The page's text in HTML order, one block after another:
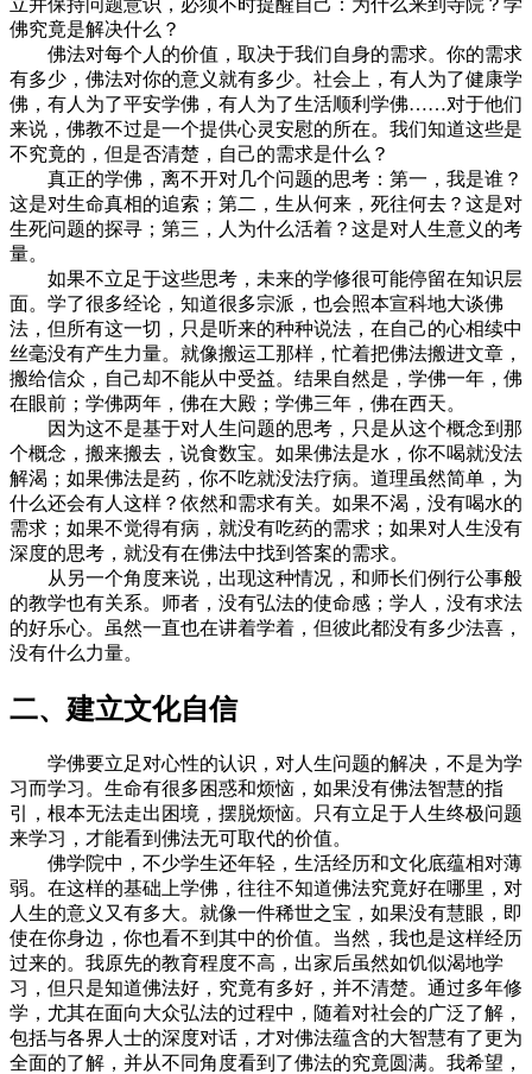
佛究竟是解决什么？
佛法对每个人的价值，取决于我们自身的需求。你的需求
有多少，佛法对你的意义就有多少。社会上，有人为了健康学
佛，有人为了平安学佛，有人为了生活顺利学佛……对于他们
来说，佛教不过是一个提供心灵安慰的所在。我们知道这些是
不究竟的，但是否清楚，自己的需求是什么？
真正的学佛，离不开对几个问题的思考：第一，我是谁？
这是对生命真相的追索；第二，生从何来，死往何去？这是对
生死问题的探寻；第三，人为什么活着？这是对人生意义的考
量。
如果不立足于这些思考，未来的学修很可能停留在知识层
面。学了很多经论，知道很多宗派，也会照本宣科地大谈佛
法，但所有这一切，只是听来的种种说法，在自己的心相续中
丝毫没有产生力量。就像搬运工那样，忙着把佛法搬进文章，
搬给信众，自己却不能从中受益。结果自然是，学佛一年，佛
在眼前；学佛两年，佛在大殿；学佛三年，佛在西天。
因为这不是基于对人生问题的思考，只是从这个概念到那
个概念，搬来搬去，说食数宝。如果佛法是水，你不喝就没法
解渴；如果佛法是药，你不吃就没法疗病。道理虽然简单，为
什么还会有人这样？依然和需求有关。如果不渴，没有喝水的
需求；如果不觉得有病，就没有吃药的需求；如果对人生没有
深度的思考，就没有在佛法中找到答案的需求。
从另一个角度来说，出现这种情况，和师长们例行公事般
的教学也有关系。师者，没有弘法的使命感；学人，没有求法
的好乐心。虽然一直也在讲着学着，但彼此都没有多少法喜，
没有什么力量。
二、建立文化自信
学佛要立足对心性的认识，对人生问题的解决，不是为学
习而学习。生命有很多困惑和烦恼，如果没有佛法智慧的指
引，根本无法走出困境，摆脱烦恼。只有立足于人生终极问题
来学习，才能看到佛法无可取代的价值。
佛学院中，不少学生还年轻，生活经历和文化底蕴相对薄
弱。在这样的基础上学佛，往往不知道佛法究竟好在哪里，对
人生的意义又有多大。就像一件稀世之宝，如果没有慧眼，即
使在你身边，你也看不到其中的价值。当然，我也是这样经历
过来的。我原先的教育程度不高，出家后虽然如饥似渴地学
习，但只是知道佛法好，究竟有多好，并不清楚。通过多年修
学，尤其在面向大众弘法的过程中，随着对社会的广泛了解，
包括与各界人士的深度对话，才对佛法蕴含的大智慧有了更为
全面的了解，并从不同角度看到了佛法的究竟圆满。我希望，